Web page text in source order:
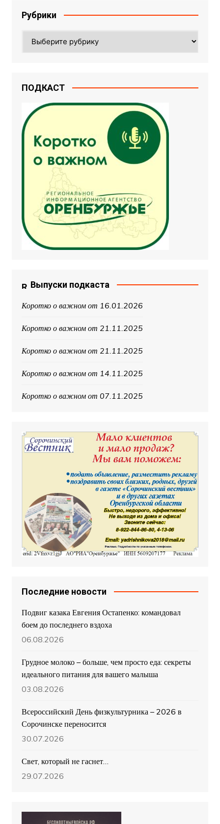
Рубрики
ПОДКАСТ
Выпуски подкаста
Коротко о важном от 16.01.2026
Коротко о важном от 21.11.2025
Коротко о важном от 21.11.2025
Коротко о важном от 14.11.2025
Коротко о важном от 07.11.2025
Последние новости
Подвиг казака Евгения Остапенко: командовал
боем до последнего вздоха
06.08.2026
Грудное молоко – больше, чем просто еда: секреты
идеального питания для вашего малыша
03.08.2026
Всероссийский День физкультурника – 2026 в
Сорочинске переносится
30.07.2026
Свет, который не гаснет…
29.07.2026